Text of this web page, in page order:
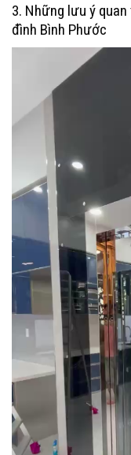
3. Những lưu ý
đình Bình Phước